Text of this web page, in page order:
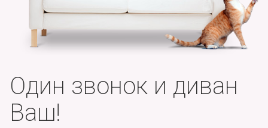
Один звонок и диван
Ваш!